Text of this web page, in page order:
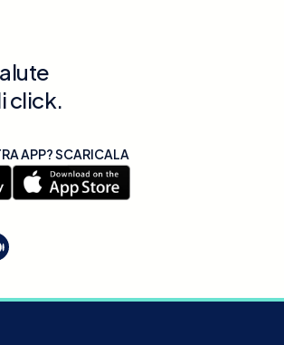
click.
APP? SCARICALA